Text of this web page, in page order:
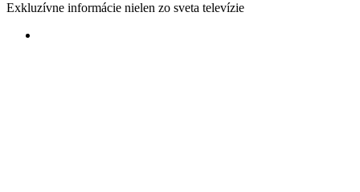
Exkluzívne informácie nielen zo sveta televízie